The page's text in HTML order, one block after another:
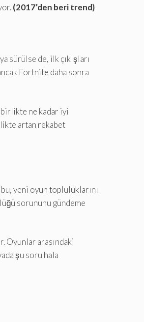
(2017’den beri trend)
sürülse de, ilk çıkışları
Fortnite daha sonra
birlikte ne kadar iyi
artan rekabet
yeni oyun topluluklarını
sorununu gündeme
Oyunlar arasındaki
şu soru hala